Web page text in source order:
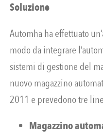
Soluzione
Automha ha effettuato
modo da integrare
sistemi di gestione del
nuovo magazzino
2011 e prevedono tre
Magazzino